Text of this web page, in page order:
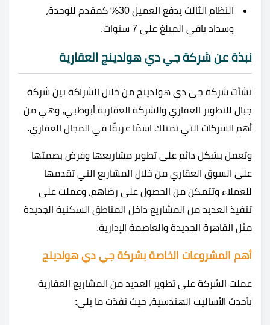
النظام الثالث يدفع العميل 30% كمقدم للوحدة،
وسداد باقي المبلغ على 7 سنوات.
نبذة عن شركة جي دي هولدينج العقارية
نشأت شركة جي دي هولدينج من خلال الشراكة بين شركة
جبال للتطوير العقاري والشركة العقارية أبوظبي، وهي من
أهم الشركات التي تمتلك اسمًا عريقًا في المجال العقاري.
وتعمل بشكل دائم على تطوير مشاريعها وفرض بصمتها
على السوق العقاري من خلال المشاريع التي تقدمها
للعملاء وتتمكن من الحصول على رضاهم، وعملت على
تنفيذ العديد من المشاريع داخل المناطق السكنية الجديدة
مثل القاهرة الجديدة والعاصمة الإدارية.
أهم المشروعات الخاصة بشركة جي دي هولدينج
عملت الشركة على تطوير العديد من المشاريع العقارية
بأحدث الأساليب الهندسية، حيث نفذت ما يلي: